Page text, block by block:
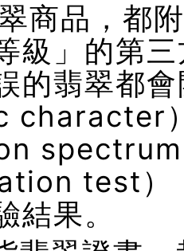
商品，都
級」的第
的翡翠都
character
test）
結果。